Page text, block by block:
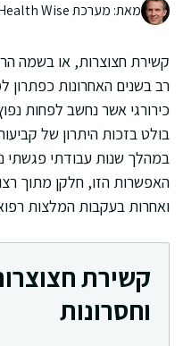
מאת: מערכת Health Wise | צוות העריכה
רב בשנים האחרונות כפתרון
כירורגי אשר נחשב לפחות
בולט בזכות היתרון של
במהלך שנות עבודתי פגשתי
האפשרות הזו, חלקן מתוך
ואחרות בעקבות המלצות
קשירת
וחסרונות